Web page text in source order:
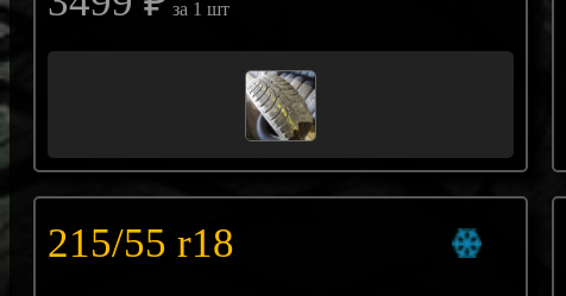
за 1 шт
215/55 r18